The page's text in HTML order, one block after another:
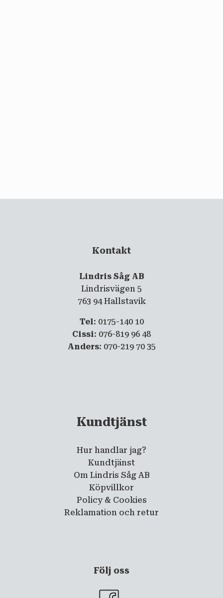
Kontakt
Lindris Såg AB
Lindrisvägen 5
763 94 Hallstavik
Tel: 0175-140 10
Cissi: 076-819 96 48
Anders: 070-219 70 35
Kundtjänst
Hur handlar jag?
Kundtjänst
Om Lindris Såg AB
Köpvillkor
Policy & Cookies
Reklamation och retur
Följ oss